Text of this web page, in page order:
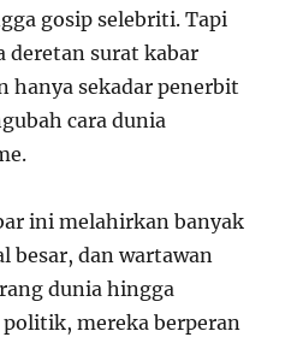
gosip selebriti. Tapi
deretan surat kabar
hanya sekadar penerbit
cara dunia
ini melahirkan banyak
besar, dan wartawan
dunia hingga
mereka berperan